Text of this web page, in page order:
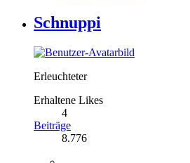
Schnuppi
Erleuchteter
Erhaltene Likes
4
Beiträge
8.776